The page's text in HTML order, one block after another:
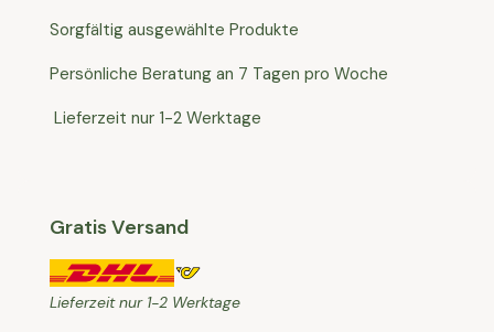
Sorgfältig ausgewählte Produkte
Persönliche Beratung an 7 Tagen pro Woche
Lieferzeit nur 1-2 Werktage
Gratis Versand
Lieferzeit nur 1-2 Werktage